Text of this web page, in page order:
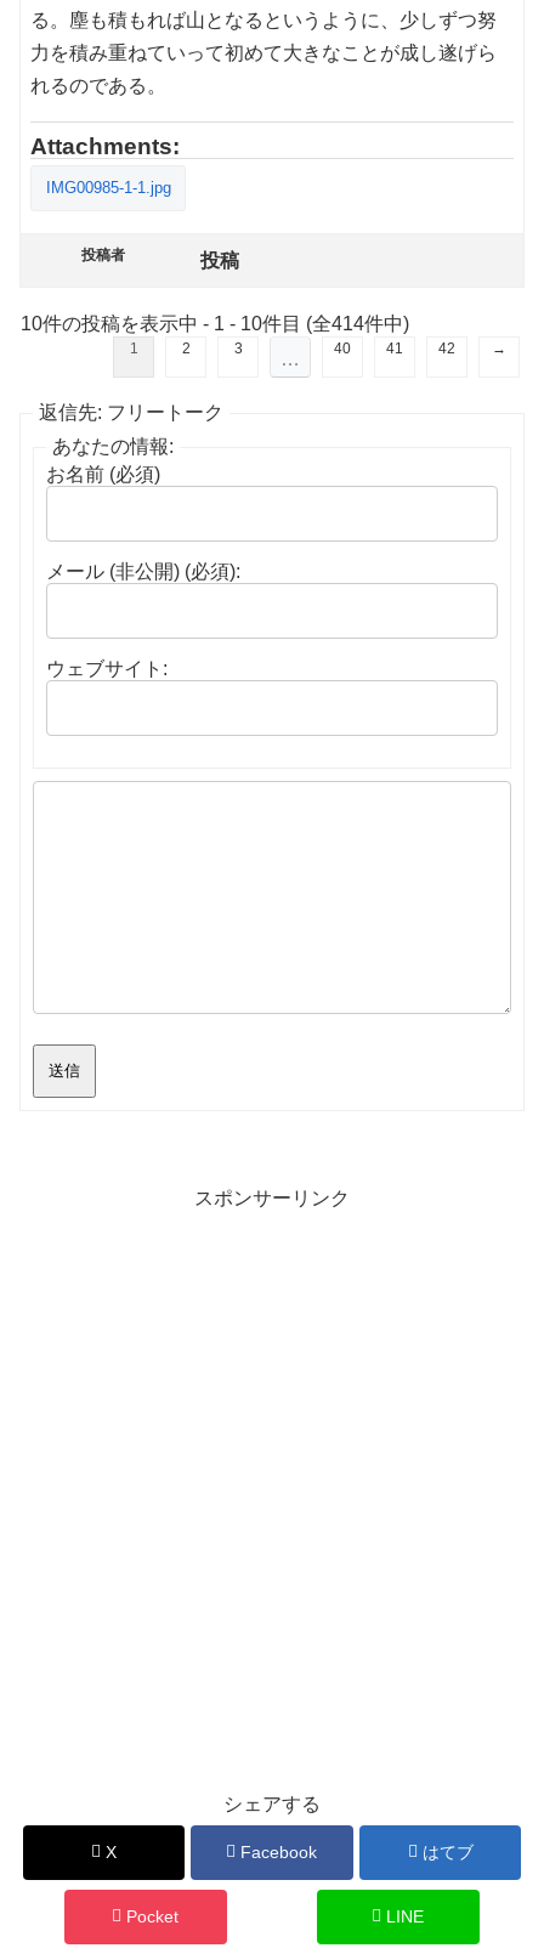
る。塵も積もれば山となるというように、少しずつ努
力を積み重ねていって初めて大きなことが成し遂げら
れるのである。
Attachments:
IMG00985-1-1.jpg
投稿者 投稿
10件の投稿を表示中 - 1 - 10件目 (全414件中)
1 2 3 … 40 41 42 →
返信先: フリートーク
あなたの情報:
お名前 (必須)
メール (非公開) (必須):
ウェブサイト:
送信
スポンサーリンク
シェアする
X Facebook はてブ
Pocket LINE